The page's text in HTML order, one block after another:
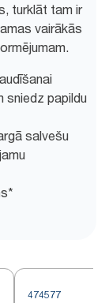
turklāt tam ir
vairākās
sniedz papildu
salvešu
474577